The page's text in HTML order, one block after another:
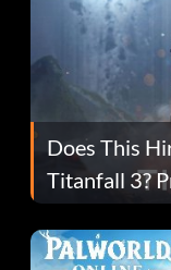
Does This
Titanfall 3?
Fans Are